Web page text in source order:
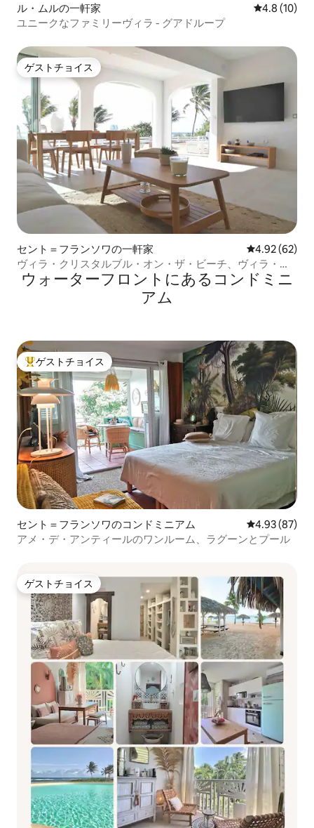
ル・ムルの一軒家 レビュー10
4.8 (10)
ユニークなファミリーヴィラ - グアドループ
ゲストチョイス
ゲストチョイス
セント＝フランソワの一軒家 レビュー62
4.92 (62)
ヴィラ・クリスタルブル・オン・ザ・ビーチ、ヴィラ・ラ
グジュアリー、6名様
ウォーターフロントにあるコンドミニ
アム
大好評のゲストチョイスです。
ゲストチョイス
セント＝フランソワのコンドミニアム レビュー87
4.93 (87)
アメ・デ・アンティールのワンルーム、ラグーンとプール
ゲストチョイス
ゲストチョイス